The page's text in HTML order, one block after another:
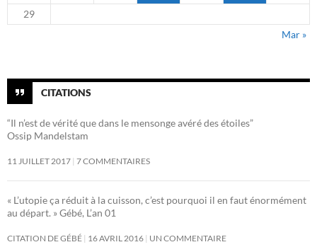
29
Mar »
CITATIONS
“Il n’est de vérité que dans le mensonge avéré des étoiles”
Ossip Mandelstam
11 JUILLET 2017 7 COMMENTAIRES
« L’utopie ça réduit à la cuisson, c’est pourquoi il en faut énormément
au départ. » Gébé, L’an 01
CITATION DE GÉBÉ 16 AVRIL 2016 UN COMMENTAIRE